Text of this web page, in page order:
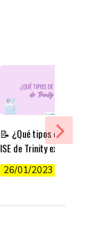
📝 ¿Qué tipos de exámenes
ISE de Trinity existen?
26/01/2023